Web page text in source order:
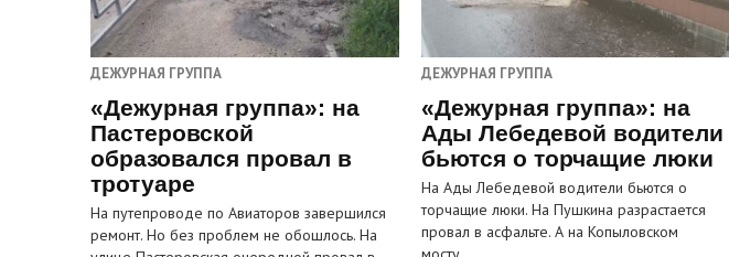
ДЕЖУРНАЯ ГРУППА
«Дежурная группа»: на
Пастеровской
образовался провал в
тротуаре
На путепроводе по Авиаторов завершился
ремонт. Но без проблем не обошлось. На
ДЕЖУРНАЯ ГРУППА
«Дежурная группа»: на
Ады Лебедевой водители
бьются о торчащие люки
На Ады Лебедевой водители бьются о
торчащие люки. На Пушкина разрастается
провал в асфальте. А на Копыловском